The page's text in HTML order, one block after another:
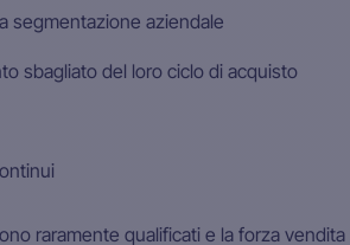
segmentazione aziendale
sbagliato del loro ciclo di acquisto
raramente qualificati e la forza